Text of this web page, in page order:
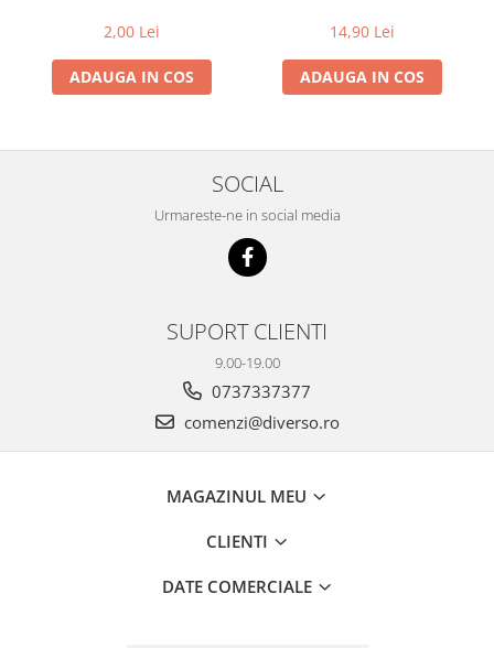
2,00 Lei
ADAUGA IN COS
14,90 Lei
ADAUGA IN COS
SOCIAL
Urmareste-ne in social media
SUPORT CLIENTI
9.00-19.00
0737337377
comenzi@diverso.ro
MAGAZINUL MEU
CLIENTI
DATE COMERCIALE